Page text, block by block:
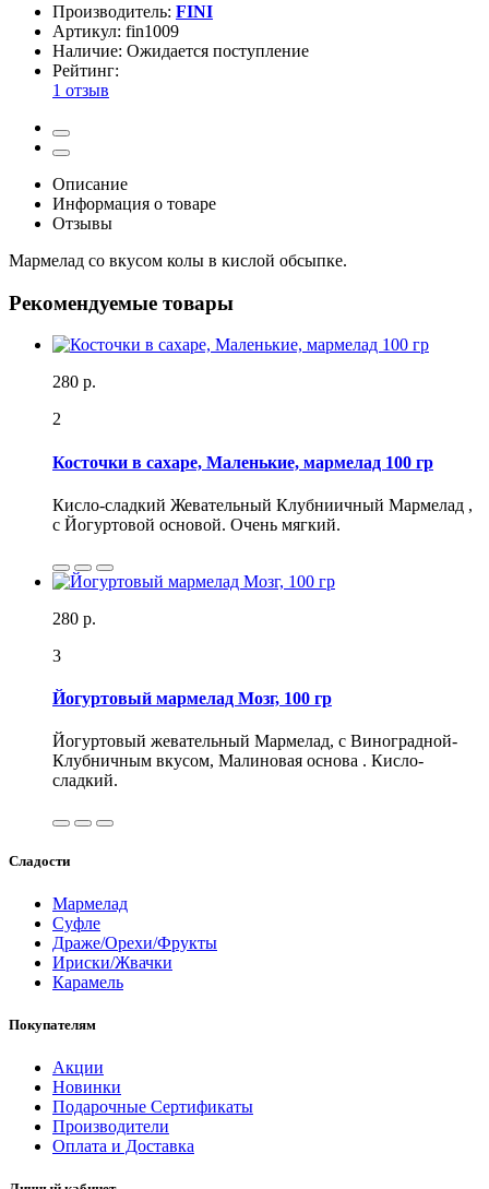
Производитель: FINI
Артикул: fin1009
Наличие: Ожидается поступление
Рейтинг:
1 отзыв
Описание
Информация о товаре
Отзывы
Мармелад со вкусом колы в кислой обсыпке.
Рекомендуемые товары
280 р.
2
Косточки в сахаре, Маленькие, мармелад 100 гр
Кисло-сладкий Жевательный Клубниичный Мармелад ,
с Йогуртовой основой. Очень мягкий.
280 р.
3
Йогуртовый мармелад Мозг, 100 гр
Йогуртовый жевательный Мармелад, с Виноградной-
Клубничным вкусом, Малиновая основа . Кисло-
сладкий.
Сладости
Мармелад
Суфле
Драже/Орехи/Фрукты
Ириски/Жвачки
Карамель
Покупателям
Акции
Новинки
Подарочные Сертификаты
Производители
Оплата и Доставка